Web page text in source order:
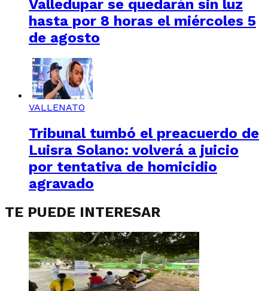
Valledupar se quedarán sin luz
hasta por 8 horas el miércoles 5
de agosto
VALLENATO
Tribunal tumbó el preacuerdo de
Luisra Solano: volverá a juicio
por tentativa de homicidio
agravado
TE PUEDE INTERESAR